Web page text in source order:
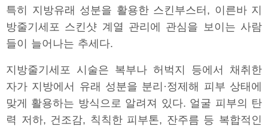
특히 지방유래 성분을 활용한 스킨부스터, 이른바 지
방줄기세포 스킨샷 계열 관리에 관심을 보이는 사람
들이 늘어나는 추세다.
지방줄기세포 시술은 복부나 허벅지 등에서 채취한
자가 지방에서 유래 성분을 분리·정제해 피부 상태에
맞게 활용하는 방식으로 알려져 있다. 얼굴 피부의 탄
력 저하, 건조감, 칙칙한 피부톤, 잔주름 등 복합적인